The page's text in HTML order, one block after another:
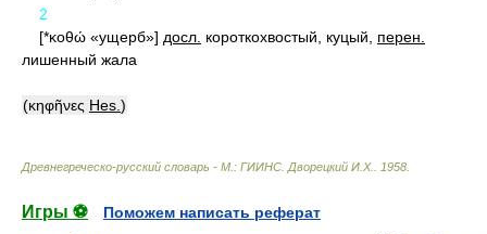
2
[*κοθώ «ущерб»] досл. короткохвостый, куцый, перен.
лишенный жала
(κηφῆνες Hes. )
Древнегреческо-русский словарь - М.: ГИИНС Дворецкий И.Х. 1958
Игры ⚽
Поможем написать реферат